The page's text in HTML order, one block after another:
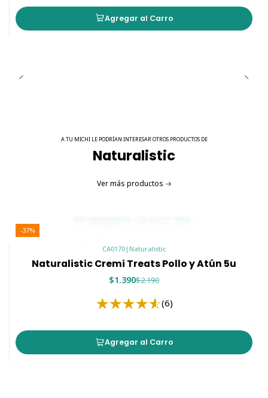
Agregar al Carro
A TU MICHI LE PODRÍAN INTERESAR OTROS PRODUCTOS DE
Naturalistic
Ver más productos
-37%
CA0170| Naturalistic
Naturalistic Cremi Treats Pollo y Atún 5u
$1.390$2.190
(6)
Agregar al Carro